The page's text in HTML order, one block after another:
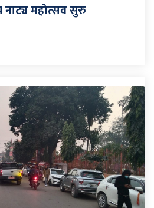
नाट्य महोत्सव सुरु